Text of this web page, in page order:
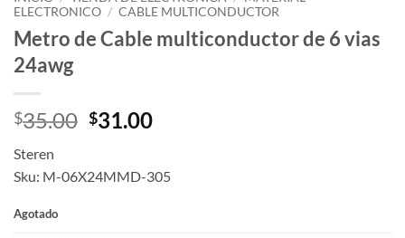
ELECTRONICO / CABLE MULTICONDUCTOR
Metro de Cable multiconductor de 6 vias
24awg
$35.00 Original
$35.00.
$31.00Current
$31.00.
Steren
Sku: M-06X24MMD-305
Agotado